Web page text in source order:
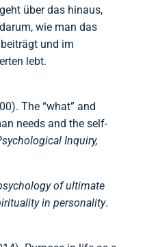
über das hinaus,
wie man das
und im
lebt.
The “what” and
needs and the self-
Inquiry,
of ultimate
in personality.